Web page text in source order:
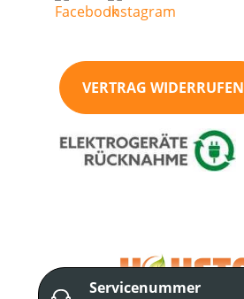
VERTRAG WIDERRUFEN
Servicenummer